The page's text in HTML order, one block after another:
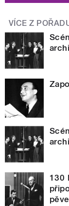
VÍCE Z
130